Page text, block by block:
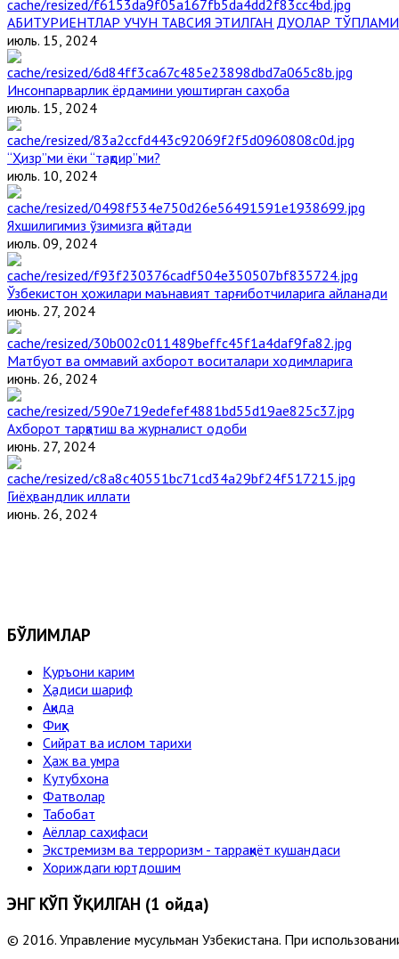
АБИТУРИЕНТЛАР УЧУН ТАВСИЯ ЭТИЛГАН ДУОЛАР ТЎПЛАМИ
июль. 15, 2024
Инсонпарварлик ёрдамини уюштирган саҳоба
июль. 15, 2024
“Ҳизр”ми ёки “тақдир”ми?
июль. 10, 2024
Яхшилигимиз ўзимизга қайтади
июль. 09, 2024
Ўзбекистон ҳожилари маънавият тарғиботчиларига айланади
июнь. 27, 2024
Матбуот ва оммавий ахборот воситалари ходимларига
июнь. 26, 2024
Ахборот тарқатиш ва журналист одоби
июнь. 27, 2024
Гиёҳвандлик иллати
июнь. 26, 2024
БЎЛИМЛАР
Қуръони карим
Ҳадиси шариф
Ақида
Фиқҳ
Сийрат ва ислом тарихи
Ҳаж ва умра
Кутубхона
Фатволар
Табобат
Аёллар саҳифаси
Экстремизм ва терроризм - тарраққиёт кушандаси
Хориждаги юртдошим
ЭНГ КЎП ЎҚИЛГАН (1 ойда)
© 2016. Управление мусульман Узбекистана. При